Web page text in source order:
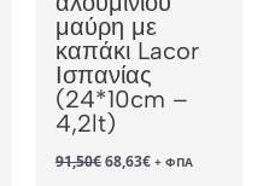
μαύρη με
καπάκι Lacor
Ισπανίας
(24*10cm –
4,2lt)
91,50€Original
price
68,63€Η+ ΦΠΑ